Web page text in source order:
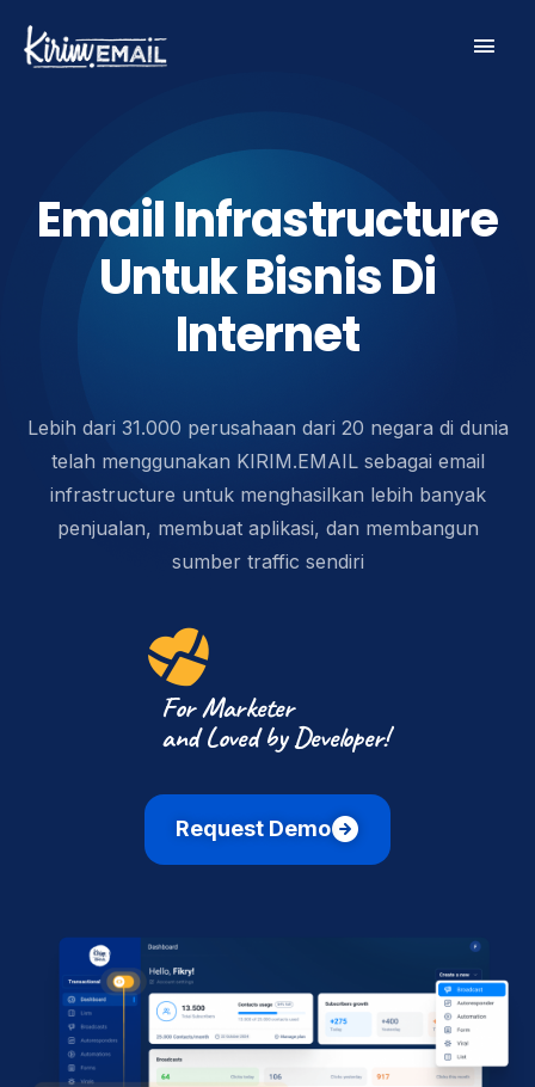
content
Main
Email Infrastructure
Untuk Bisnis Di
Internet​
Lebih dari 31.000 perusahaan dari 20 negara di dunia
telah menggunakan KIRIM.EMAIL sebagai email
infrastructure untuk menghasilkan lebih banyak
penjualan, membuat aplikasi, dan membangun
sumber traffic sendiri
For Marketer
and Loved by Developer!
Request Demo